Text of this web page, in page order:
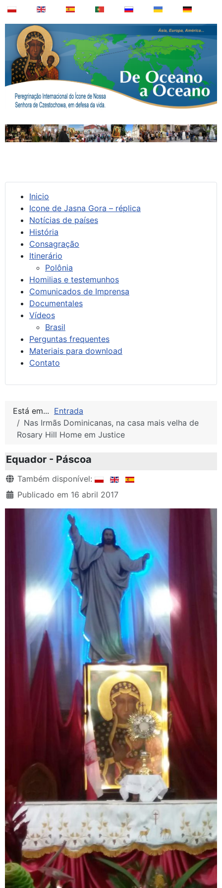
Inicio
Icone de Jasna Gora – réplica
Notícias de países
História
Consagração
Itinerário
Polônia
Homilias e testemunhos
Comunicados de Imprensa
Documentales
Vídeos
Brasil
Perguntas frequentes
Materiais para download
Contato
Está em... Entrada
Nas Irmãs Dominicanas, na casa mais velha de
Rosary Hill Home em Justice
Equador - Páscoa
Detalhes
Também disponível:
Publicado em 16 abril 2017